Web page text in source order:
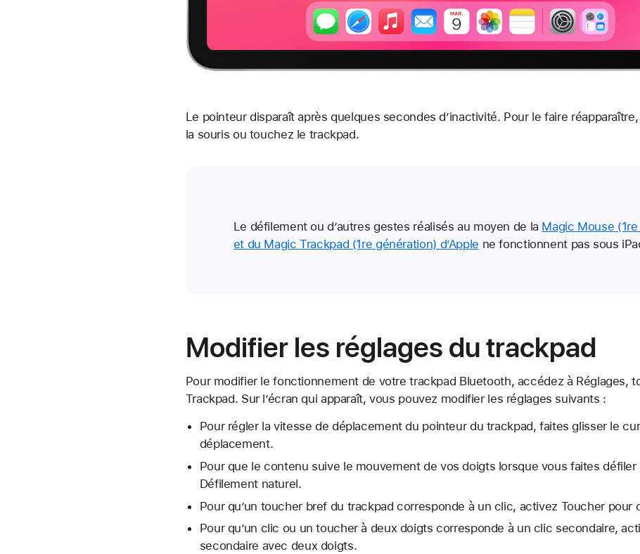
Le pointeur disparaît après quelques secondes d’inactivité. Pour le faire
la souris ou touchez le trackpad.
Le défilement ou d’autres gestes réalisés au moyen de la Magic Mouse
et du Magic Trackpad (1re génération) d’Apple ne fonctionnent pas sous
Modifier les réglages du trackpad
Pour modifier le fonctionnement de votre trackpad Bluetooth, accédez à Réglages,
Trackpad. Sur l’écran qui apparaît, vous pouvez modifier les réglages suivants :
Pour régler la vitesse de déplacement du pointeur du trackpad, faites glisser le
déplacement.
Pour que le contenu suive le mouvement de vos doigts lorsque vous faites défiler
Défilement naturel.
Pour qu’un toucher bref du trackpad corresponde à un clic, activez Toucher pour
Pour qu’un clic ou un toucher à deux doigts corresponde à un clic secondaire,
secondaire avec deux doigts.